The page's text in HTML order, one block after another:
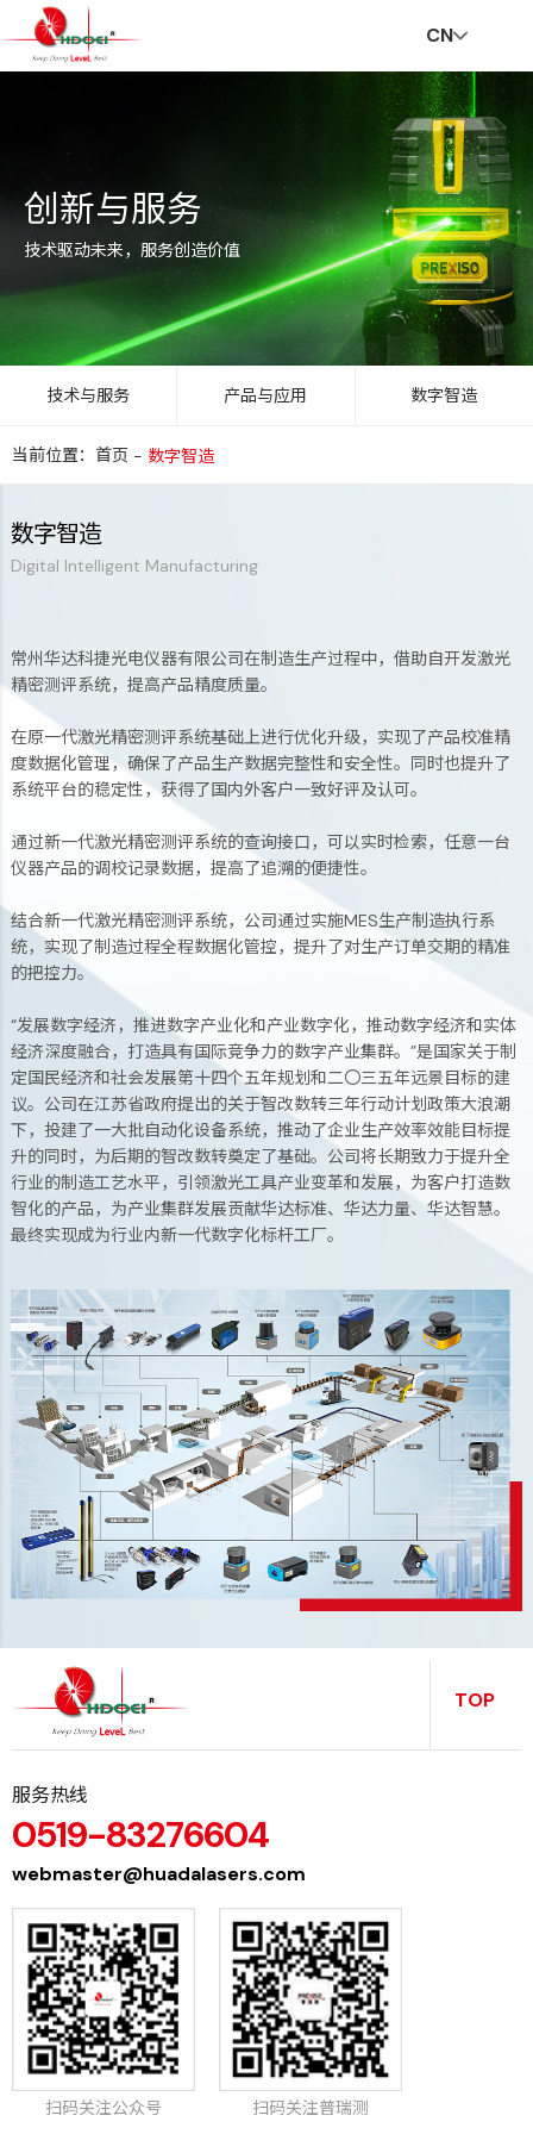
页进
华
新
与
新
闻
资
社
会
责
招
贤
纳
联
系
我
V
R
CN
创新与服务
技术驱动未来，服务创造价值
技术与服务 产品与应用 数字智造
当前位置：首页 - 数字智造
数字智造
Digital Intelligent Manufacturing
常州华达科捷光电仪器有限公司在制造生产过程中，借助自开发激光
精密测评系统，提高产品精度质量。
在原一代激光精密测评系统基础上进行优化升级，实现了产品校准精
度数据化管理，确保了产品生产数据完整性和安全性。同时也提升了
系统平台的稳定性，获得了国内外客户一致好评及认可。
通过新一代激光精密测评系统的查询接口，可以实时检索，任意一台
仪器产品的调校记录数据，提高了追溯的便捷性。
结合新一代激光精密测评系统，公司通过实施MES生产制造执行系
统，实现了制造过程全程数据化管控，提升了对生产订单交期的精准
的把控力。
“发展数字经济，推进数字产业化和产业数字化，推动数字经济和实体
经济深度融合，打造具有国际竞争力的数字产业集群。”是国家关于制
定国民经济和社会发展第十四个五年规划和二〇三五年远景目标的建
议。公司在江苏省政府提出的关于智改数转三年行动计划政策大浪潮
下，投建了一大批自动化设备系统，推动了企业生产效率效能目标提
升的同时，为后期的智改数转奠定了基础。公司将长期致力于提升全
行业的制造工艺水平，引领激光工具产业变革和发展，为客户打造数
智化的产品，为产业集群发展贡献华达标准、华达力量、华达智慧。
最终实现成为行业内新一代数字化标杆工厂。
TOP
服务热线
0519-83276604
webmaster@huadalasers.com
扫码关注公众号 扫码关注普瑞测